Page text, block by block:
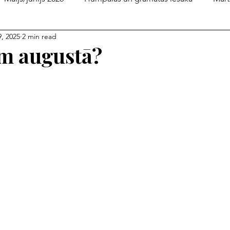
2026
augustā?
2025 2 min read